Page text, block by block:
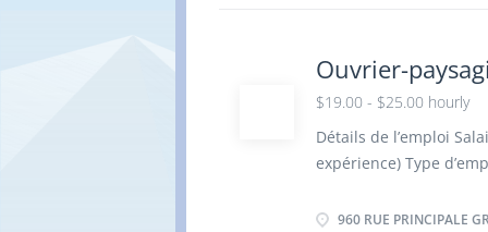
préparation, au
remblayage et la mise
Qualités recherchées
Ouvrier-
$19.00 - $25.00 hourly
Détails de l’emploi
expérience) Type
disponibles Heures
960 RUE PRINCIPALE